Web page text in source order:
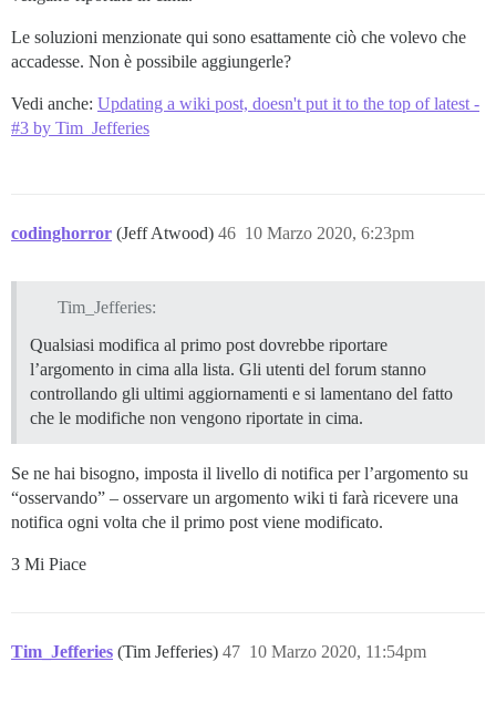
Le soluzioni menzionate qui sono esattamente ciò che volevo che
accadesse. Non è possibile aggiungerle?
Vedi anche: Updating a wiki post, doesn't put it to the top of latest -
#3 by Tim_Jefferies
codinghorror (Jeff Atwood) 10 Marzo 2020, 6:23pm
46
Tim_Jefferies:
Qualsiasi modifica al primo post dovrebbe riportare
l’argomento in cima alla lista. Gli utenti del forum stanno
controllando gli ultimi aggiornamenti e si lamentano del fatto
che le modifiche non vengono riportate in cima.
Se ne hai bisogno, imposta il livello di notifica per l’argomento su
“osservando” – osservare un argomento wiki ti farà ricevere una
notifica ogni volta che il primo post viene modificato.
3 Mi Piace
Tim_Jefferies (Tim Jefferies) 10 Marzo 2020, 11:54pm
47